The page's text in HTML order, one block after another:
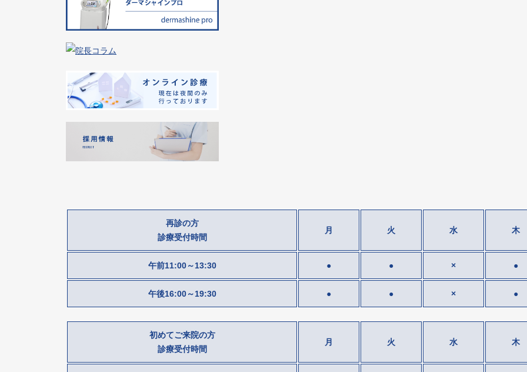
再診の方
診療受付時間
月 火 水 木
午前11:00～13:30 ● ● × ●
午後16:00～19:30 ● ● × ●
初めてご来院の方
診療受付時間
月 火 水 木